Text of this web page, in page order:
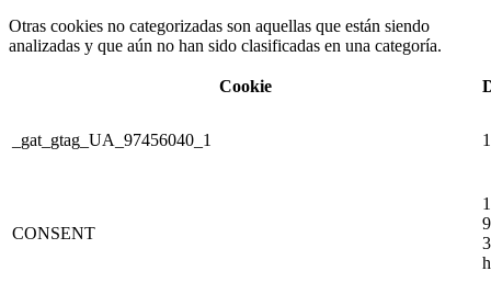
Otras cookies no categorizadas son aquellas que están siendo
analizadas y que aún no han sido clasificadas en una categoría.
Cookie
_gat_gtag_UA_97456040_1
CONSENT